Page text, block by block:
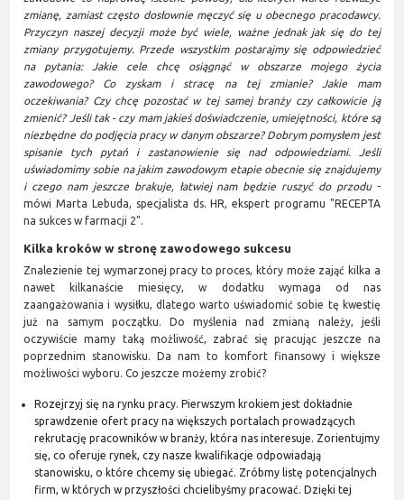
zmianę, zamiast często dosłownie męczyć się u obecnego pracodawcy.
Przyczyn naszej decyzji może być wiele, ważne jednak jak się do tej
zmiany przygotujemy. Przede wszystkim postarajmy się odpowiedzieć
na pytania: Jakie cele chcę osiągnąć w obszarze mojego życia
zawodowego? Co zyskam i stracę na tej zmianie? Jakie mam
oczekiwania? Czy chcę pozostać w tej samej branży czy całkowicie ją
zmienić? Jeśli tak - czy mam jakieś doświadczenie, umiejętności, które są
niezbędne do podjęcia pracy w danym obszarze? Dobrym pomysłem jest
spisanie tych pytań i zastanowienie się nad odpowiedziami. Jeśli
uświadomimy sobie na jakim zawodowym etapie obecnie się znajdujemy
i czego nam jeszcze brakuje, łatwiej nam będzie ruszyć do przodu-
mówi Marta Lebuda, specjalista ds. HR, ekspert programu "RECEPTA
na sukces w farmacji 2".
Kilka kroków w stronę zawodowego sukcesu
Znalezienie tej wymarzonej pracy to proces, który może zająć kilka a
nawet kilkanaście miesięcy, w dodatku wymaga od nas
zaangażowania i wysiłku, dlatego warto uświadomić sobie tę kwestię
już na samym początku. Do myślenia nad zmianą należy, jeśli
oczywiście mamy taką możliwość, zabrać się pracując jeszcze na
poprzednim stanowisku. Da nam to komfort finansowy i większe
możliwości wyboru. Co jeszcze możemy zrobić?
Rozejrzyj się na rynku pracy. Pierwszym krokiem jest dokładnie
sprawdzenie ofert pracy na większych portalach prowadzących
rekrutację pracowników w branży, która nas interesuje. Zorientujmy
się, co oferuje rynek, czy nasze kwalifikacje odpowiadają
stanowisku, o które chcemy się ubiegać. Zróbmy listę potencjalnych
firm, w których w przyszłości chcielibyśmy pracować. Dzięki tej